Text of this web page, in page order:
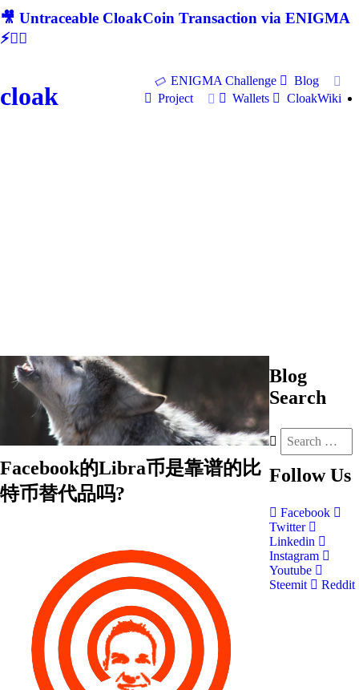
🎥 Untraceable CloakCoin Transaction via ENIGMA
⚡🕵‍♂
cloak
ENIGMA Challenge
Blog
Project
Wallets CloakWiki
Facebook的Libra币是靠谱的比
特币替代品吗?
Blog
Search
Follow Us
Facebook
Twitter
Linkedin
Instagram
Youtube
Steemit
Reddit